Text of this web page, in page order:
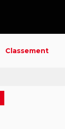
Classement